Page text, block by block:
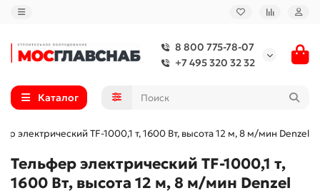
8 800 775-78-07
+7 495 320 32 32
Каталог
электрический TF-1000,1 т, 1600 Вт, высота 12 м, 8 м/мин Denzel
Тельфер электрический TF-1000,1 т,
1600 Вт, высота 12 м, 8 м/мин Denzel